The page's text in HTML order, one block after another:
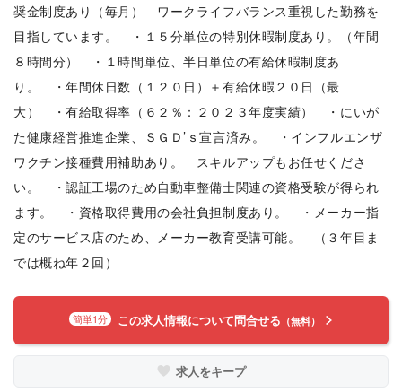
奨金制度あり（毎月） ワークライフバランス重視した勤務を
目指しています。 ・１５分単位の特別休暇制度あり。（年間
８時間分） ・１時間単位、半日単位の有給休暇制度あ
り。 ・年間休日数（１２０日）＋有給休暇２０日（最
大） ・有給取得率（６２％：２０２３年度実績） ・にいが
た健康経営推進企業、ＳＧＤ’ｓ宣言済み。 ・インフルエンザ
ワクチン接種費用補助あり。 スキルアップもお任せくださ
い。 ・認証工場のため自動車整備士関連の資格受験が得られ
ます。 ・資格取得費用の会社負担制度あり。 ・メーカー指
定のサービス店のため、メーカー教育受講可能。 （３年目ま
では概ね年２回）
簡単1分 この求人情報について問合せる （無料）
求人をキープ